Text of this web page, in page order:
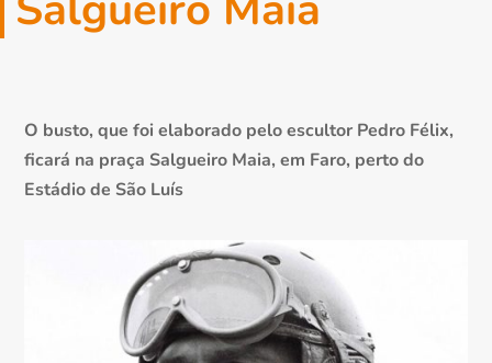
O busto, que foi elaborado pelo escultor Pedro Félix,
ficará na praça Salgueiro Maia, em Faro, perto do
Estádio de São Luís